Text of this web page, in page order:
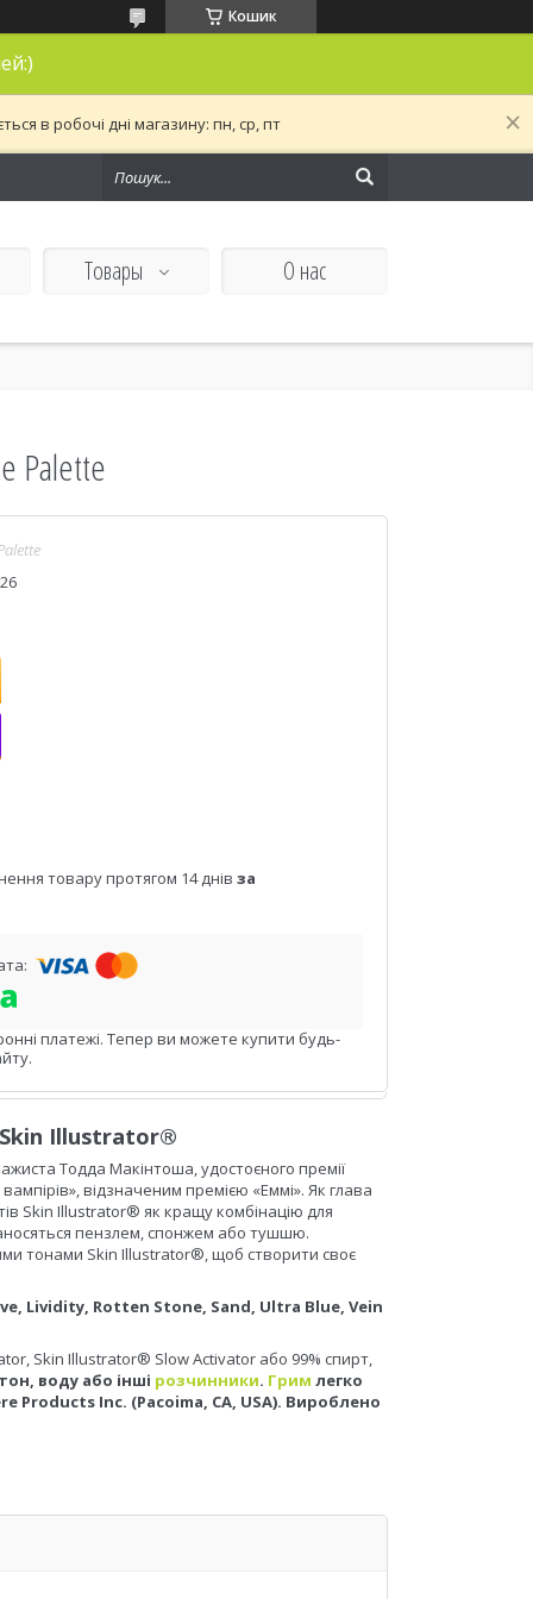
Кошик
в робочі дні магазину: пн, ср, пт
Товары О нас
Palette
товару протягом 14 днів за
платежі. Тепер ви можете купити будь-
Skin Illustrator®
Тодда Макінтоша, удостоєного премії
відзначеним премією «Еммі». Як глава
Skin Illustrator® як кращу комбінацію для
пензлем, спонжем або тушшю.
тонами Skin Illustrator®, щоб створити своє
Lividity, Rotten Stone, Sand, Ultra Blue, Vein
Skin Illustrator® Slow Activator або 99% спирт,
воду або інші розчинники. Грим легко
Products Inc. (Pacoima, CA, USA). Вироблено